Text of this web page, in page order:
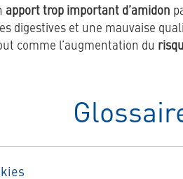
apport trop important d’amidon
digestives et une mauvaise
comme l’augmentation du
sujet précis ou la définition
vous trouverez